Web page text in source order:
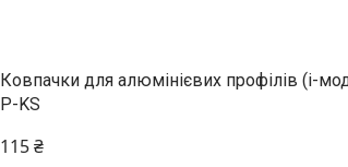
Ковпачки для алюмінієвих профілів (i-
P-KS
115 ₴